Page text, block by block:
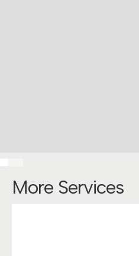
More Services